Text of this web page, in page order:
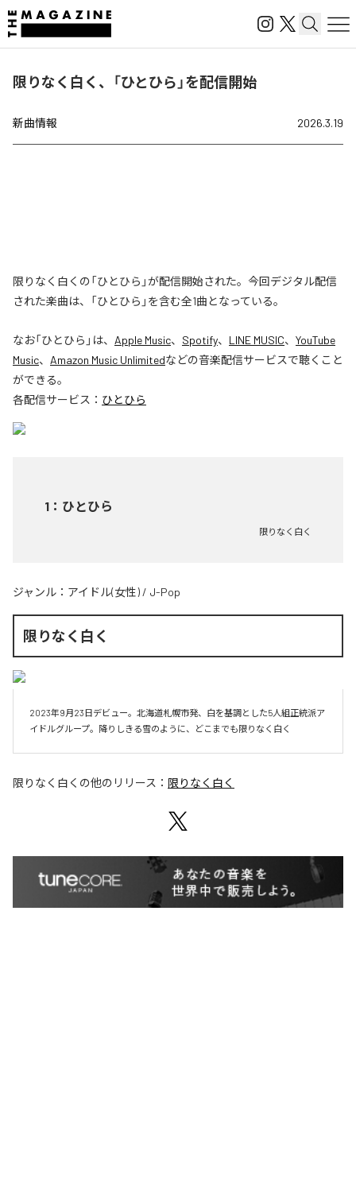
限りなく白く、「ひとひら」を配信開始
新曲情報 2026.3.19
限りなく白くの「ひとひら」が配信開始された。今回デジタル配信
された楽曲は、「ひとひら」を含む全1曲となっている。
なお「ひとひら 」は、 Apple Music、 Spotify、 LINE MUSIC、 YouTube
Music、 Amazon Music Unlimitedなどの音楽配信サービスで聴くこと
ができる。
各配信サービス： ひとひら
1 ： ひとひら
限りなく白く
ジャンル： アイドル(女性) / J-Pop
限りなく白く
2023年9月23日デビュー。北海道札幌市発、白を基調とした5人組正統派ア
イドルグループ。降りしきる雪のように、どこまでも限りなく白く
限りなく白く の他のリリース： 限りなく白く